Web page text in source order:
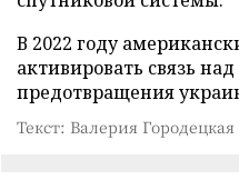
В 2022 году
активировать связь
предотвращения
Текст: Валерия Городецкая